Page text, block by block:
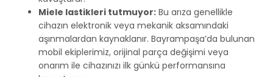
Miele lastikleri tutmuyor: Bu arıza genellikle
cihazın elektronik veya mekanik aksamındaki
aşınmalardan kaynaklanır. Bayrampaşa’da bulunan
mobil ekiplerimiz, orijinal parça değişimi veya
onarım ile cihazınızı ilk günkü performansına